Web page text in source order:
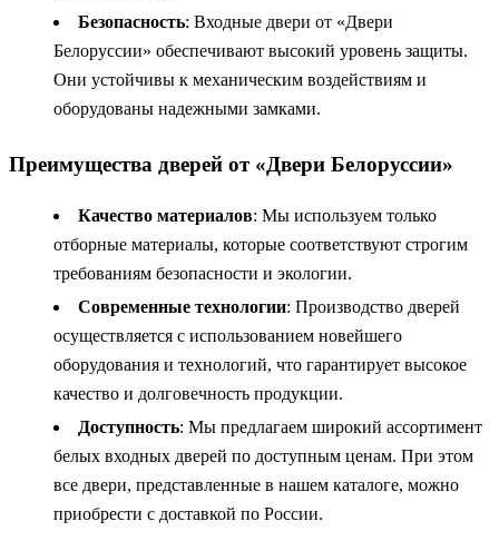
Безопасность: Входные двери от «Двери
Белоруссии» обеспечивают высокий уровень защиты.
Они устойчивы к механическим воздействиям и
оборудованы надежными замками.
Преимущества дверей от «Двери Белоруссии»
Качество материалов: Мы используем только
отборные материалы, которые соответствуют строгим
требованиям безопасности и экологии.
Современные технологии: Производство дверей
осуществляется с использованием новейшего
оборудования и технологий, что гарантирует высокое
качество и долговечность продукции.
Доступность: Мы предлагаем широкий ассортимент
белых входных дверей по доступным ценам. При этом
все двери, представленные в нашем каталоге, можно
приобрести с доставкой по России.